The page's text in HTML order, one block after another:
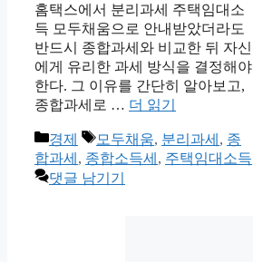
홈택스에서 분리과세 주택임대소
득 모두채움으로 안내받았더라도
반드시 종합과세와 비교한 뒤 자신
에게 유리한 과세 방식을 결정해야
한다. 그 이유를 간단히 알아보고,
종합과세로 … 더 읽기
카
테
고
경제
태
그
모두채움, 분리과세 , 종
합과세 , 종합소득세 , 주택임대소득
댓글 남기기